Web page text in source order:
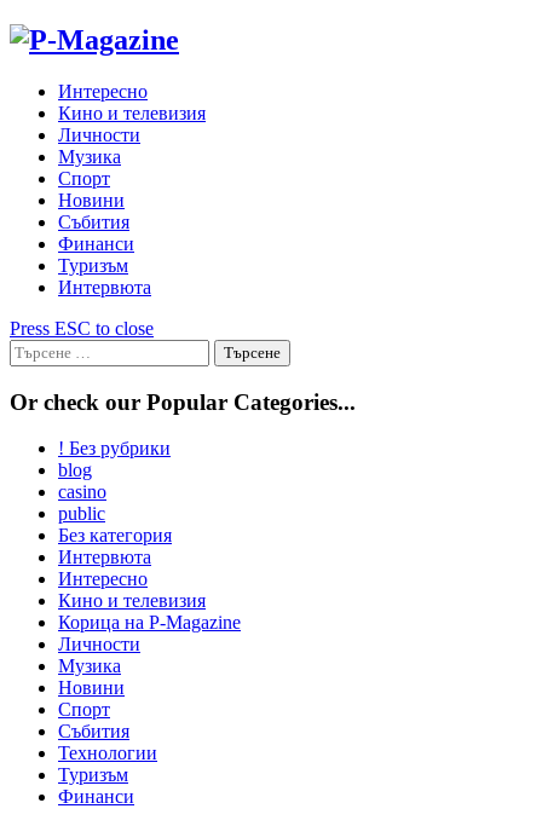
Skip
Интересно
Кино и телевизия
Личности
Музика
Спорт
Новини
Събития
Финанси
Туризъм
Интервюта
Press ESC to close
Търсене
за:
Or check our Popular Categories...
! Без рубрики
blog
casino
public
Без категория
Интервюта
Интересно
Кино и телевизия
Корица на P-Magazine
Личности
Музика
Новини
Спорт
Събития
Технологии
Туризъм
Финанси